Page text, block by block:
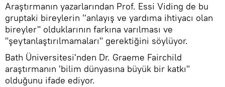
Araştırmanın yazarlarından Prof. Essi Viding de bu
gruptaki bireylerin ''anlayış ve yardıma ihtiyacı olan
bireyler" olduklarının farkına varılması ve
"şeytanlaştırılmamaları" gerektiğini söylüyor.
Bath Üniversitesi'nden Dr. Graeme Fairchild
araştırmanın 'bilim dünyasına büyük bir katkı"
olduğunu ifade ediyor.